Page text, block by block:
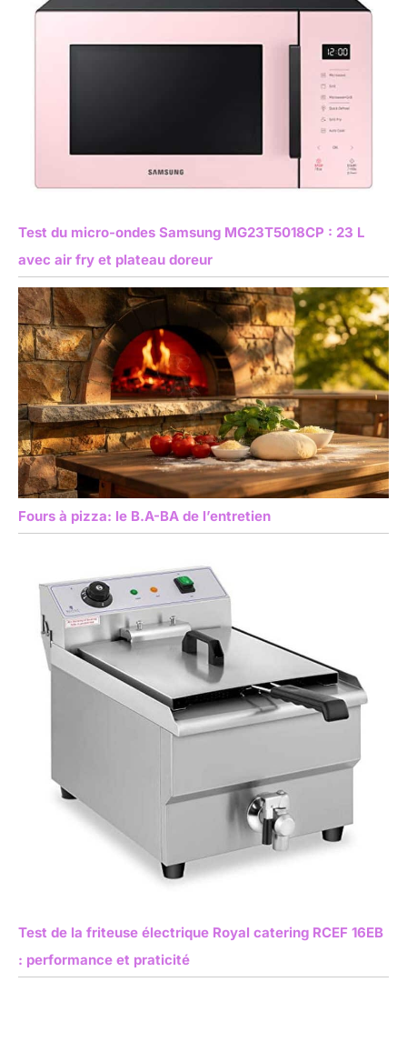
Test du micro-ondes Samsung MG23T5018CP : 23 L
avec air fry et plateau doreur
Fours à pizza: le B.A-BA de l’entretien
Test de la friteuse électrique Royal catering RCEF 16EB
: performance et praticité